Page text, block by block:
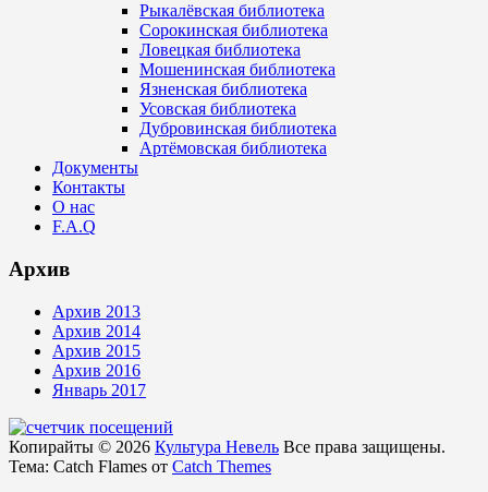
Рыкалёвская библиотека
Сорокинская библиотека
Ловецкая библиотека
Мошенинская библиотека
Язненская библиотека
Усовская библиотека
Дубровинская библиотека
Артёмовская библиотека
Документы
Контакты
О нас
F.A.Q
Архив
Архив 2013
Архив 2014
Архив 2015
Архив 2016
Январь 2017
Копирайты © 2026 Культура Невель Все права защищены.
Тема: Catch Flames от Catch Themes